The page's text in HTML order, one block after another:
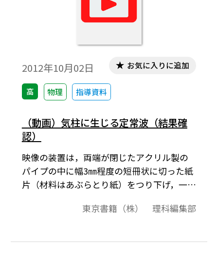
2012年10月02日
高 物理 指導資料
お気に入りに追加
（動画）気柱に生じる定常波（結果確
認）
映像の装置は，両端が閉じたアクリル製の
パイプの中に幅3㎜程度の短冊状に切った紙
片（材料はあぶらとり紙）をつり下げ，一端
カドライバ）を取り付けた構造の気柱共鳴
動数を徐々に大きくしていくと，固有振動
東京書籍（株） 理科編集部